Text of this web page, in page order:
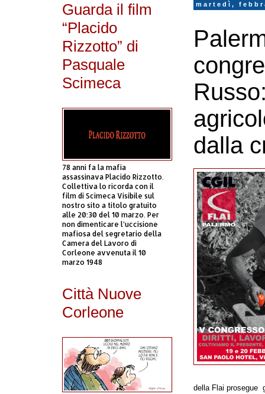
martedì,
dalla
della Flai prosegue
Guarda il film
“Placido
Rizzotto” di
Pasquale
Scimeca
78 anni fa la mafia
assassinava Placido Rizzotto.
Collettiva lo ricorda con il
film di Scimeca Visibile sul
nostro sito a titolo gratuito
alle 20:30 del 10 marzo. Per
non dimenticare l’uccisione
mafiosa del segretario della
Camera del Lavoro di
Corleone avvenuta il 10
marzo 1948
Città Nuove
Corleone